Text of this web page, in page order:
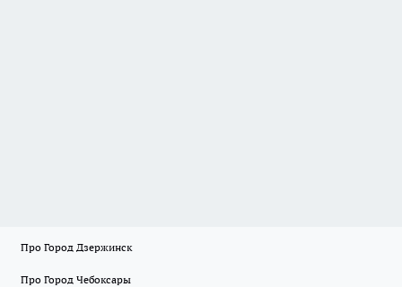
Про Город Дзержинск
Про Город Чебоксары